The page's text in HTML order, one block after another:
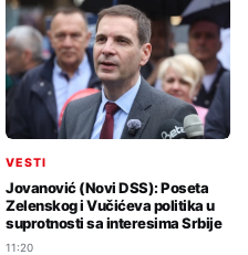
VESTI
Jovanović (Novi DSS): Poseta
Zelenskog i Vučićeva politika u
suprotnosti sa interesima Srbije
11:20